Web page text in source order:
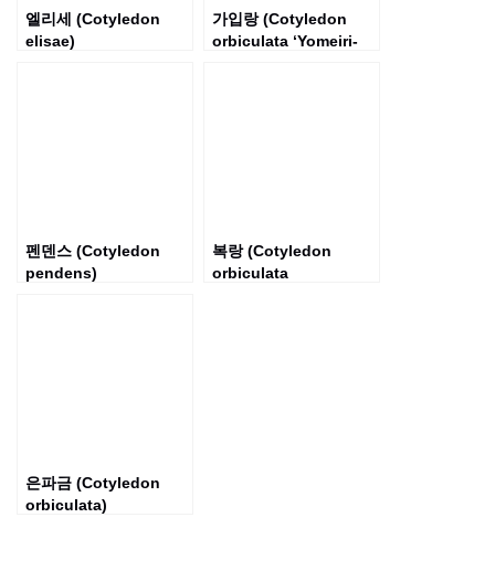
엘리세 (Cotyledon
elisae)
가입랑 (Cotyledon
orbiculata ‘Yomeiri-
펜덴스 (Cotyledon
pendens)
복랑 (Cotyledon
orbiculata
은파금 (Cotyledon
orbiculata)